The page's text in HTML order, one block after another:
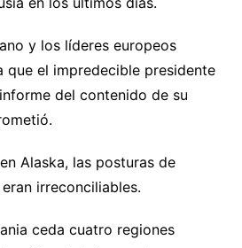
y los líderes europeos
que el impredecible presidente
del contenido de su
Alaska, las posturas de
irreconciliables.
ceda cuatro regiones